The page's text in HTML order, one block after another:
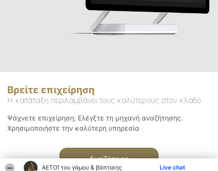
ΑΕΤΟΊ του γάμου & βάπτισης Live chat
Βρείτε επιχείρηση
Η κατάταξη περιλαμβάνει τους καλύτερους στον κλάδο
Ψάχνετε επιχείρηση; Ελέγξτε τη μηχανή αναζήτησης.
Χρησιμοποιήστε την καλύτερη υπηρεσία
Αναζήτηση